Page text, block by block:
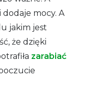
mocy. A
jakim jest
że dzięki
zarabiać